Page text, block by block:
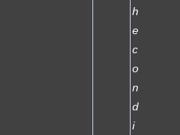
h
e
c
o
n
d
i